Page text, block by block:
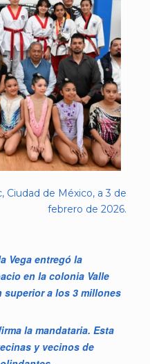
Ciudad de México, a 3 de
febrero de 2026.
Vega entregó la
en la colonia Valle
superior a los 3 millones
la mandataria. Esta
y vecinos de